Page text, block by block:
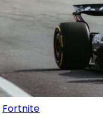
Fortnite